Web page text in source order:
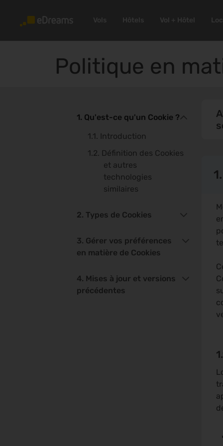
Vols Hôtels Vol + Hôtel
Politique en
1. Qu'est-ce qu'un Cookie ?
1.1. Introduction
1.2. Définition des Cookies
et autres
technologies
similaires
2. Types de Cookies
3. Gérer vos préférences
en matière de Cookies
4. Mises à jour et versions
précédentes